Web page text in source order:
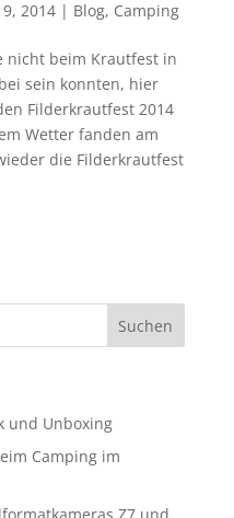
2014| Blog, Camping
nicht beim Krautfest in
sein konnten, hier
Filderkrautfest 2014
Wetter fanden am
die Filderkrautfest
und Unboxing
Camping im